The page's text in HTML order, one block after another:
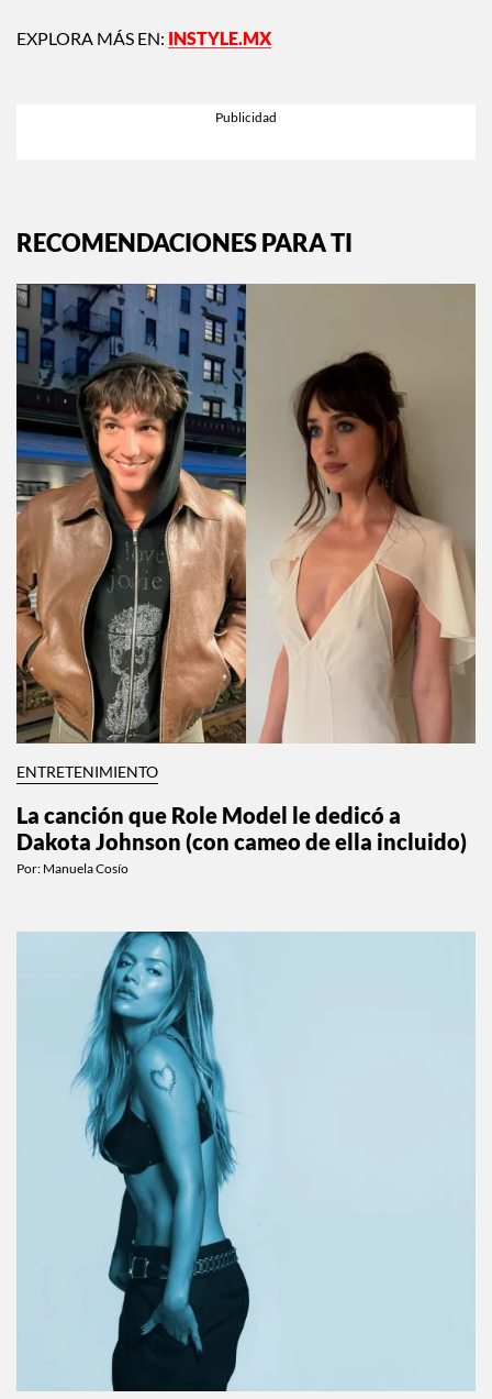
EXPLORA MÁS EN: INSTYLE.MX
RECOMENDACIONES PARA TI
ENTRETENIMIENTO
La canción que Role Model le dedicó a
Dakota Johnson (con cameo de ella incluido)
Por: Manuela Cosío